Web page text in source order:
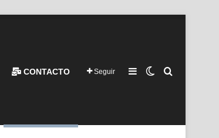
CONTACTO Seguir Barra lateral
Switch skin